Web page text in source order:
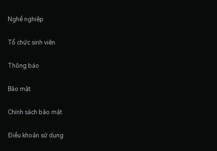
Nghề nghiệp
Tổ chức sinh viên
Thông báo
Bảo mật
Chính sách bảo mật
Điều khoản sử dụng